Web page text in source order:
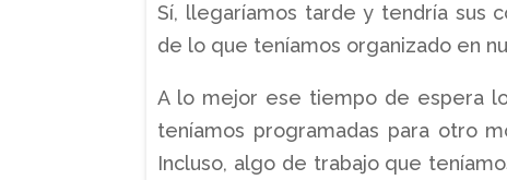
Sí, llegaríamos tarde y tendría sus
de lo que teníamos organizado en
A lo mejor ese tiempo de espera
teníamos programadas para otro
Incluso, algo de trabajo que